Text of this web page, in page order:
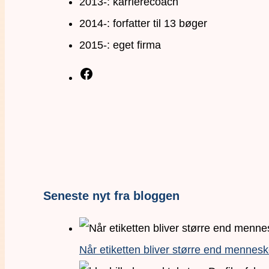
2014-: forfatter til 13 bøger
2015-: eget firma
Seneste nyt fra bloggen
Når etiketten bliver større end